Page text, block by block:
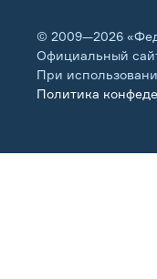
© 2009—2026
Официальный
При
Политика